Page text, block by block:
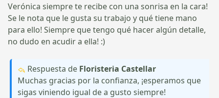
Verónica siempre te recibe con una sonrisa en la cara!
Se le nota que le gusta su trabajo y qué tiene mano
para ello! Siempre que tengo qué hacer algún detalle,
no dudo en acudir a ella! :)
Respuesta de Floristeria Castellar
Muchas gracias por la confianza, ¡esperamos que
sigas viniendo igual de a gusto siempre!